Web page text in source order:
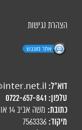
הצהרת נגישות
דוא"ל:
טלפון: 0722-657-841
כתובת: משה אביב 14 אור יהודה
מיקוד: 7563336